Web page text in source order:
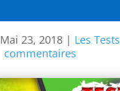
Mai 23, 2018| Les Tests
commentaires